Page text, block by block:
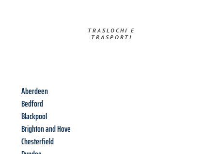
TRASLOCHI E
TRASPORTI​
Aberdeen
Bedford
Blackpool
Brighton and Hove
Chesterfield